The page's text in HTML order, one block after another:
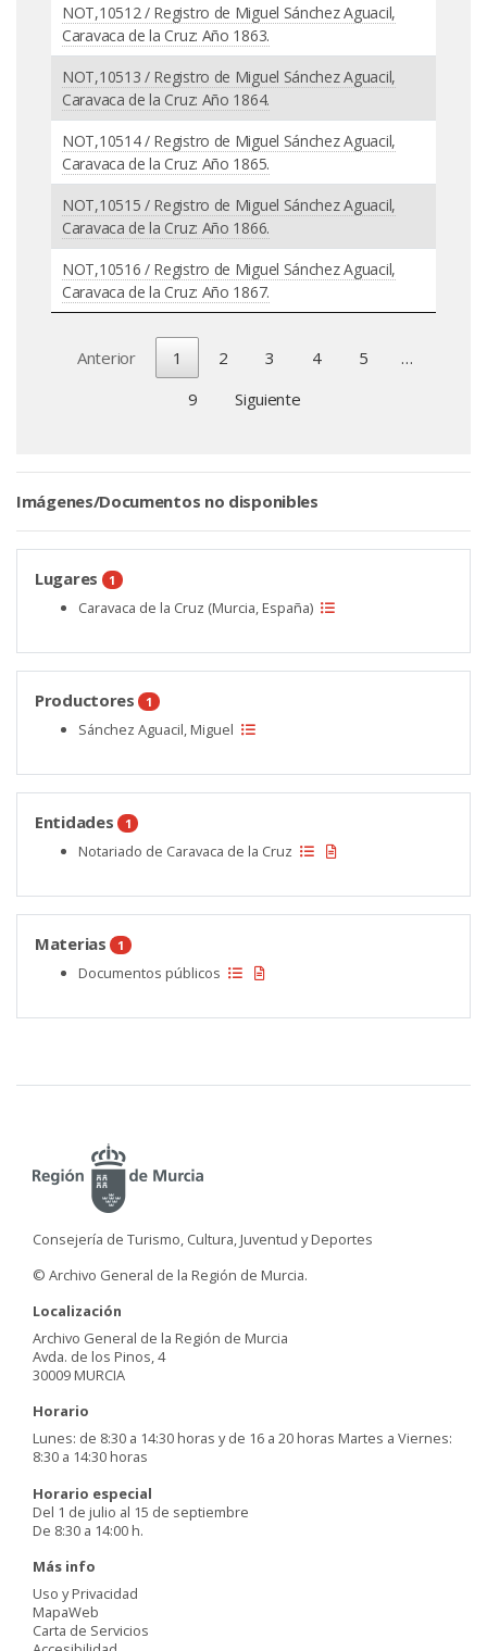
NOT,10512 / Registro de Miguel Sánchez Aguacil,
Caravaca de la Cruz: Año 1863.
NOT,10513 / Registro de Miguel Sánchez Aguacil,
Caravaca de la Cruz: Año 1864.
NOT,10514 / Registro de Miguel Sánchez Aguacil,
Caravaca de la Cruz: Año 1865.
NOT,10515 / Registro de Miguel Sánchez Aguacil,
Caravaca de la Cruz: Año 1866.
NOT,10516 / Registro de Miguel Sánchez Aguacil,
Caravaca de la Cruz: Año 1867.
Anterior 1 2 3 4 5
…
9
Siguiente
Imágenes/Documentos no disponibles
Lugares 1
Caravaca de la Cruz (Murcia, España)
Productores 1
Sánchez Aguacil, Miguel
Entidades 1
Notariado de Caravaca de la Cruz
Materias 1
Documentos públicos
Consejería de Turismo, Cultura, Juventud y Deportes
© Archivo General de la Región de Murcia.
Localización
Archivo General de la Región de Murcia
Avda. de los Pinos, 4
30009 MURCIA
Horario
Lunes: de 8:30 a 14:30 horas y de 16 a 20 horas Martes a Viernes:
8:30 a 14:30 horas
Horario especial
Del 1 de julio al 15 de septiembre
De 8:30 a 14:00 h.
Más info
Uso y Privacidad
MapaWeb
Carta de Servicios